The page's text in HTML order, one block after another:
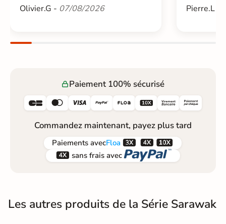
Olivier.G - 07/08/2026 Pierre.L -
Paiement 100% sécurisé
     
Commandez maintenant, payez plus tard
Paiements avecFloa  
 sans frais avec 
Les autres produits de la Série Sarawak